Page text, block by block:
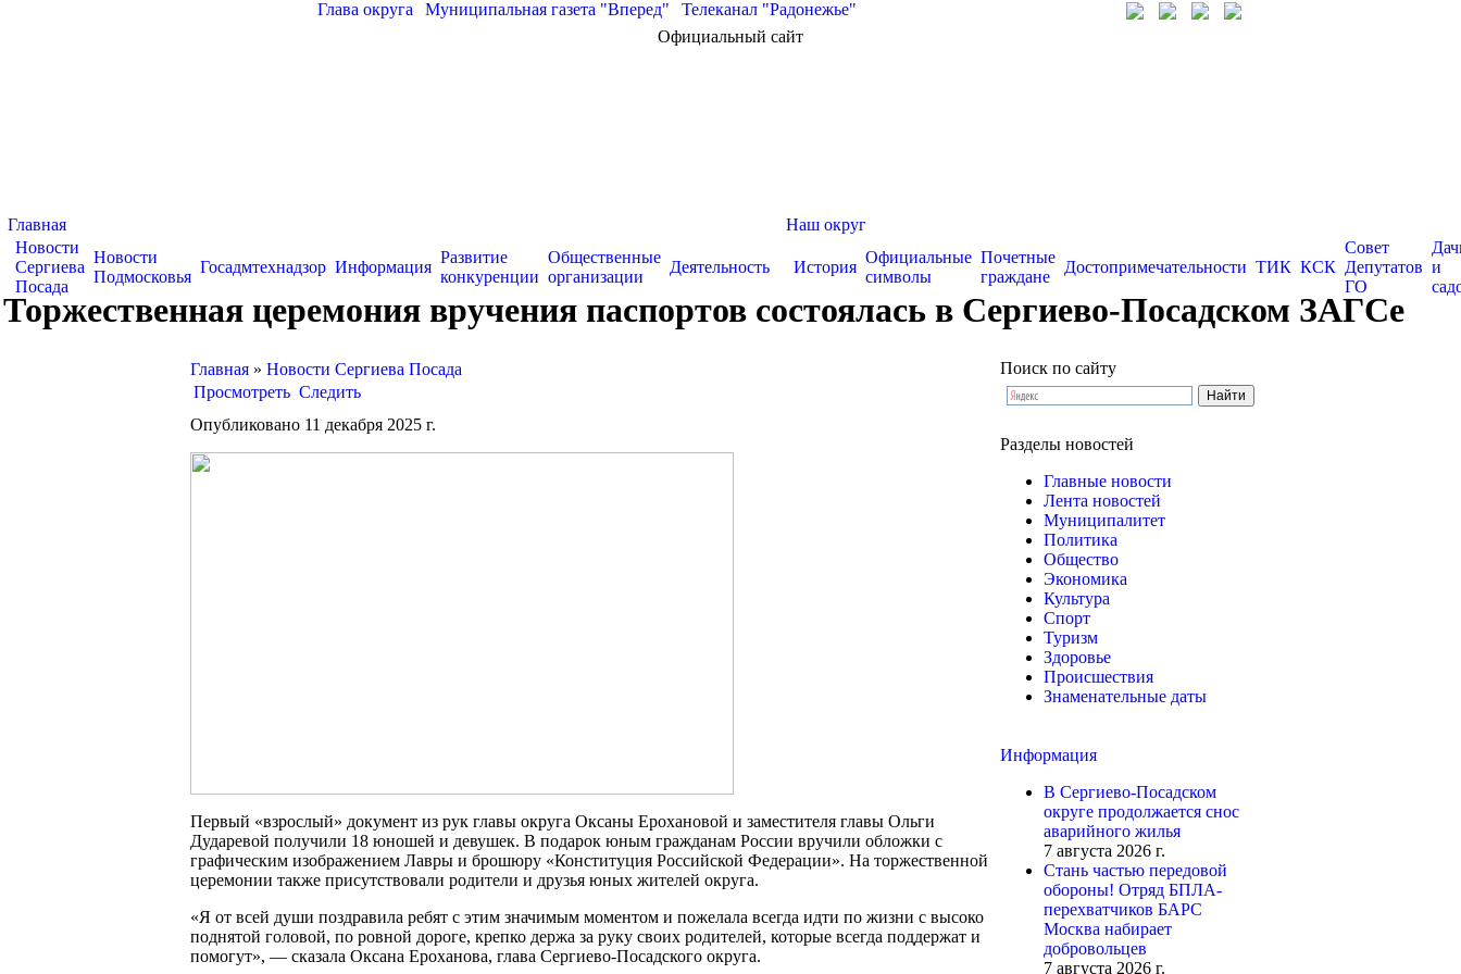
Глава округа Муниципальная газета "Вперед"
Телеканал "Радонежье"
Официальный сайт
Главная
Новости
Сергиева
Посада
Новости
Подмосковья
Госадмтехнадзор Информация
Развитие
конкуренции
Общественные
организации
Деятельность
Наш округ
История
Официальные
символы
Почетные
граждане
Достопримечательности ТИК КСК
Совет
Депутатов
ГО
и
Торжественная церемония вручения паспортов состоялась в Сергиево-Посадском ЗАГСе
Главная » Новости Сергиева Посада
Просмотреть Следить
Опубликовано 11 декабря 2025 г.
Первый «взрослый» документ из рук главы округа Оксаны Ерохановой и заместителя главы Ольги
Дударевой получили 18 юношей и девушек. В подарок юным гражданам России вручили обложки с
графическим изображением Лавры и брошюру «Конституция Российской Федерации». На торжественной
церемонии также присутствовали родители и друзья юных жителей округа.
«Я от всей души поздравила ребят с этим значимым моментом и пожелала всегда идти по жизни с высоко
поднятой головой, по ровной дороге, крепко держа за руку своих родителей, которые всегда поддержат и
помогут», — сказала Оксана Ероханова, глава Сергиево-Посадского округа.
Поиск по сайту
Разделы новостей
Главные новости
Лента новостей
Муниципалитет
Политика
Общество
Экономика
Культура
Спорт
Туризм
Здоровье
Происшествия
Знаменательные даты
Информация
В Сергиево-Посадском
округе продолжается снос
аварийного жилья
7 августа 2026 г.
Стань частью передовой
обороны! Отряд БПЛА-
перехватчиков БАРС
Москва набирает
добровольцев
7 августа 2026 г.